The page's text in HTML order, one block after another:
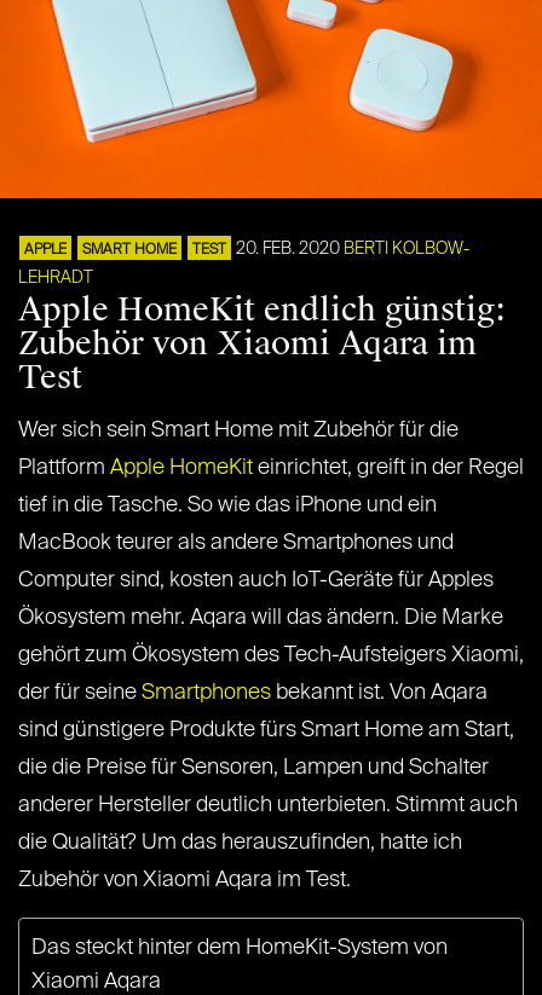
APPLE SMART HOME TEST 20. FEB. 2020 BERTI KOLBOW-
LEHRADT
Apple HomeKit endlich günstig:
Zubehör von Xiaomi Aqara im
Test
Wer sich sein Smart Home mit Zubehör für die
Plattform Apple HomeKit einrichtet, greift in der Regel
tief in die Tasche. So wie das iPhone und ein
MacBook teurer als andere Smartphones und
Computer sind, kosten auch IoT-Geräte für Apples
Ökosystem mehr. Aqara will das ändern. Die Marke
gehört zum Ökosystem des Tech-Aufsteigers Xiaomi,
der für seine Smartphones bekannt ist. Von Aqara
sind günstigere Produkte fürs Smart Home am Start,
die die Preise für Sensoren, Lampen und Schalter
anderer Hersteller deutlich unterbieten. Stimmt auch
die Qualität? Um das herauszufinden, hatte ich
Zubehör von Xiaomi Aqara im Test.
Das steckt hinter dem HomeKit-System von
Xiaomi Aqara